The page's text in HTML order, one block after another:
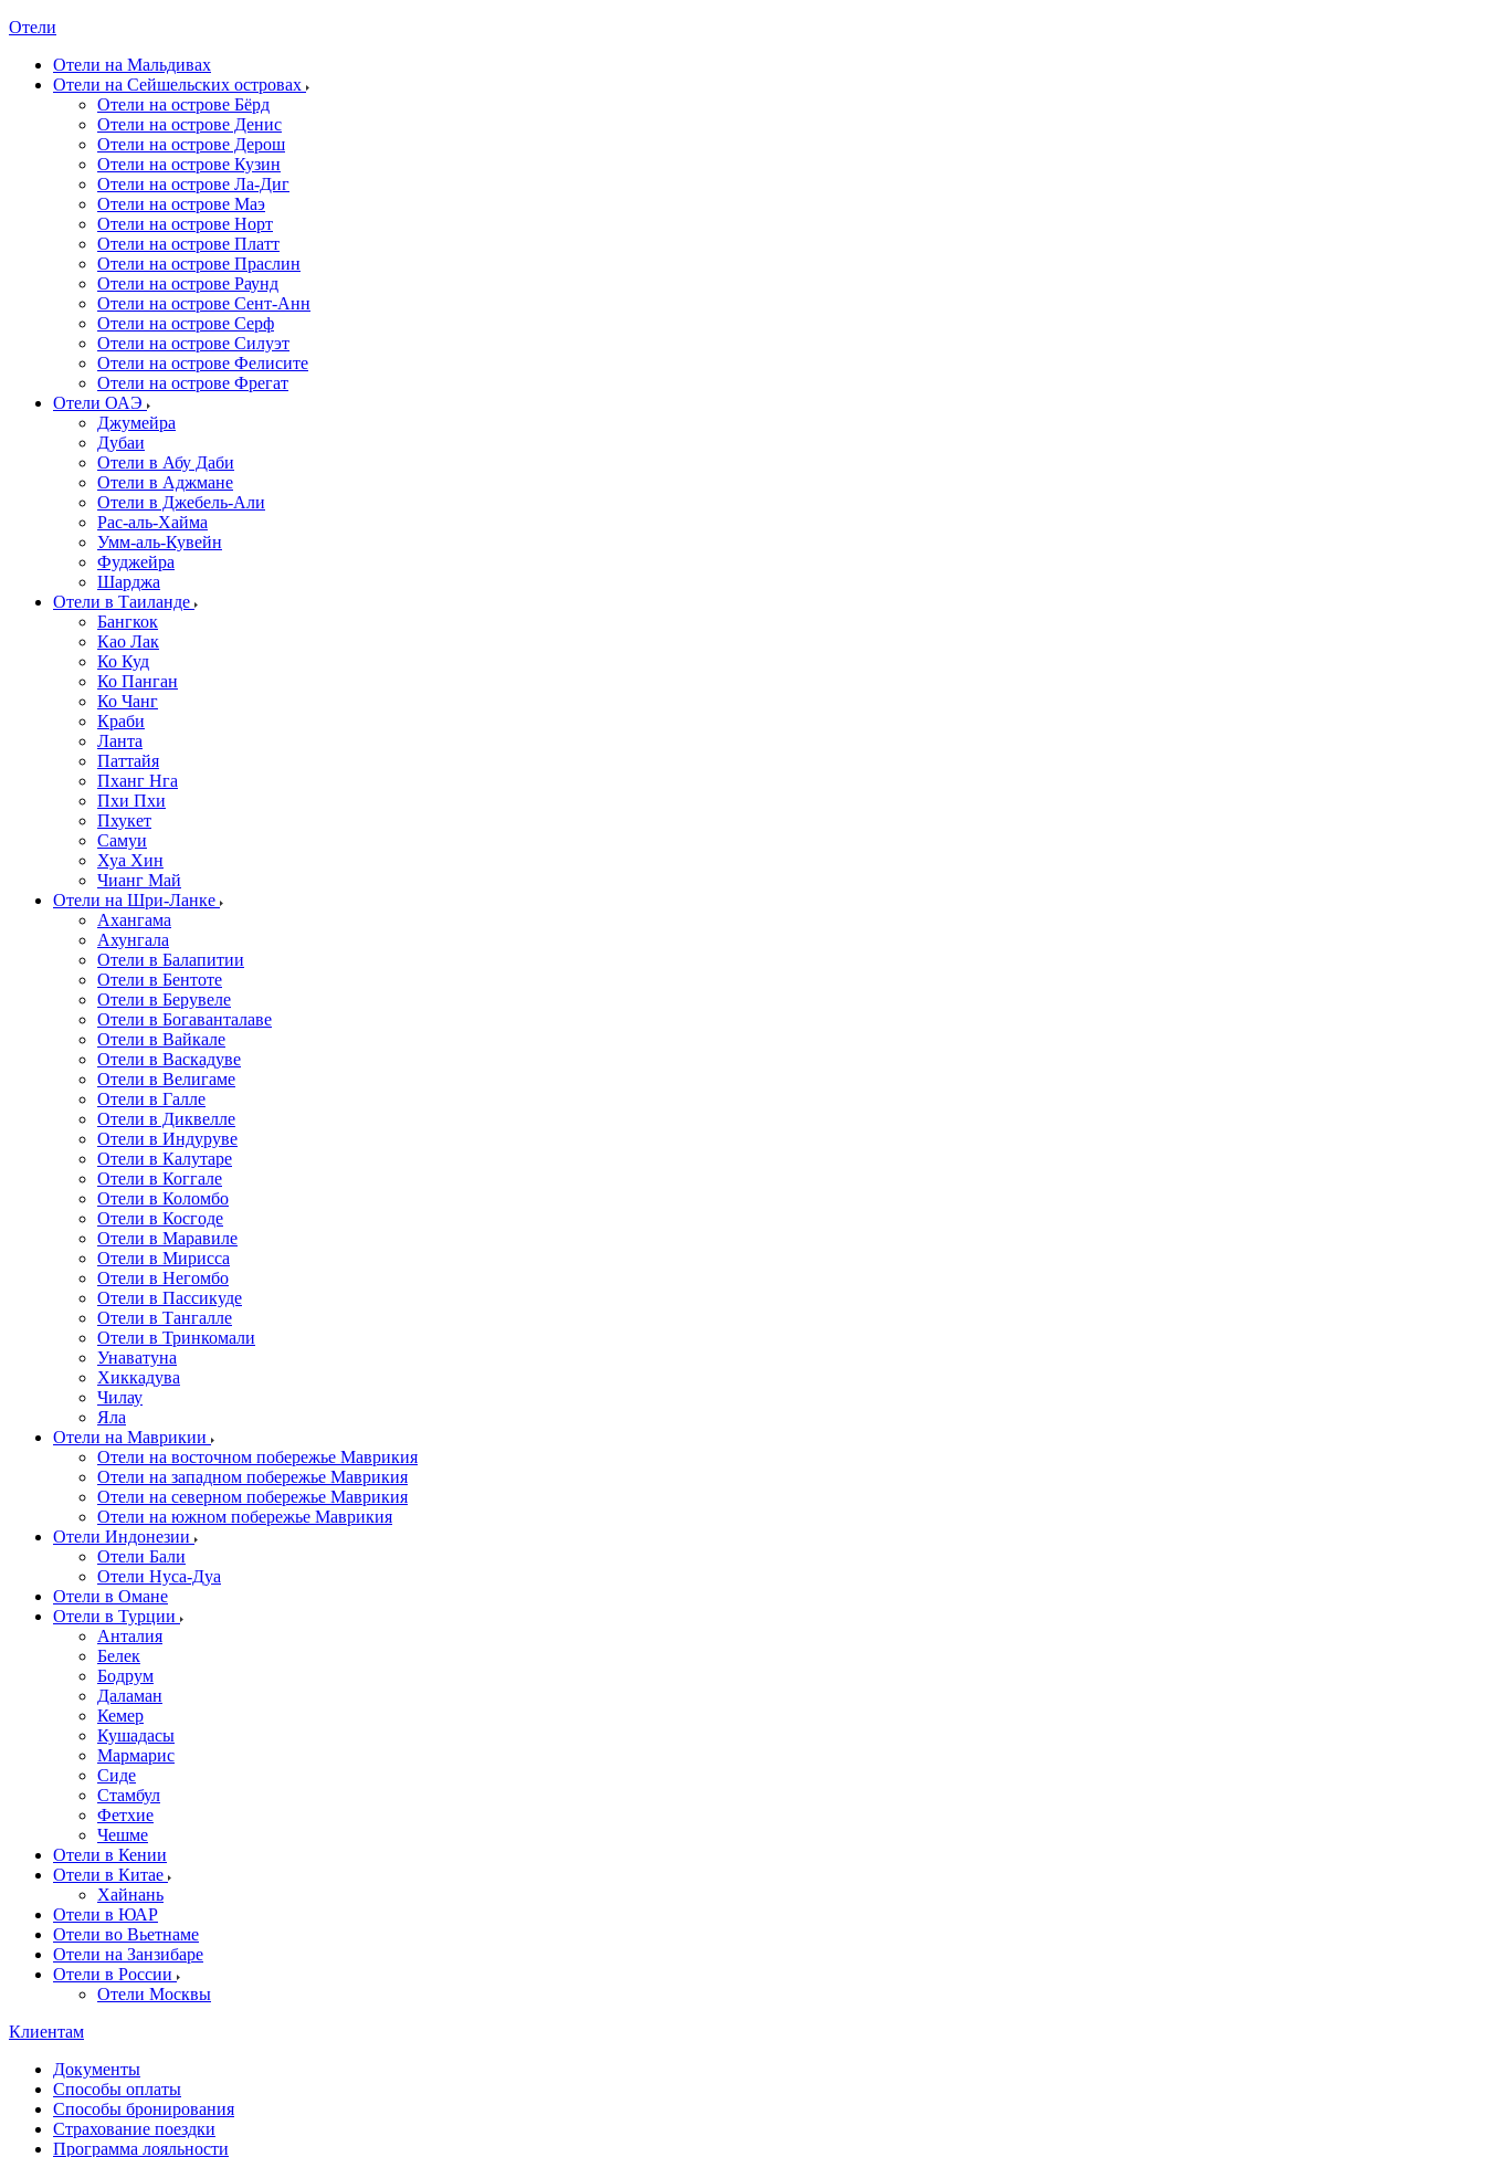
Отели
Отели на Мальдивах
Отели на Сейшельских островах
Отели на острове Бёрд
Отели на острове Денис
Отели на острове Дерош
Отели на острове Кузин
Отели на острове Ла-Диг
Отели на острове Маэ
Отели на острове Норт
Отели на острове Платт
Отели на острове Праслин
Отели на острове Раунд
Отели на острове Сент-Анн
Отели на острове Серф
Отели на острове Силуэт
Отели на острове Фелисите
Отели на острове Фрегат
Отели ОАЭ
Джумейра
Дубаи
Отели в Абу Даби
Отели в Аджмане
Отели в Джебель-Али
Рас-аль-Хайма
Умм-аль-Кувейн
Фуджейра
Шарджа
Отели в Таиланде
Бангкок
Као Лак
Ко Куд
Ко Панган
Ко Чанг
Краби
Ланта
Паттайя
Пханг Нга
Пхи Пхи
Пхукет
Самуи
Хуа Хин
Чианг Май
Отели на Шри-Ланке
Ахангама
Ахунгала
Отели в Балапитии
Отели в Бентоте
Отели в Берувеле
Отели в Богаванталаве
Отели в Вайкале
Отели в Васкадуве
Отели в Велигаме
Отели в Галле
Отели в Диквелле
Отели в Индуруве
Отели в Калутаре
Отели в Коггале
Отели в Коломбо
Отели в Косгоде
Отели в Маравиле
Отели в Мирисса
Отели в Негомбо
Отели в Пассикуде
Отели в Тангалле
Отели в Тринкомали
Унаватуна
Хиккадува
Чилау
Яла
Отели на Маврикии
Отели на восточном побережье Маврикия
Отели на западном побережье Маврикия
Отели на северном побережье Маврикия
Отели на южном побережье Маврикия
Отели Индонезии
Отели Бали
Отели Нуса-Дуа
Отели в Омане
Отели в Турции
Анталия
Белек
Бодрум
Даламан
Кемер
Кушадасы
Мармарис
Сиде
Стамбул
Фетхие
Чешме
Отели в Кении
Отели в Китае
Хайнань
Отели в ЮАР
Отели во Вьетнаме
Отели на Занзибаре
Отели в России
Отели Москвы
Клиентам
Документы
Способы оплаты
Способы бронирования
Страхование поездки
Программа лояльности